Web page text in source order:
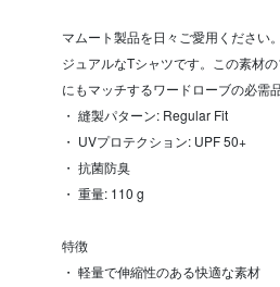
マムート製品を日々ご愛用ください
ジュアルなTシャツです。この素材
にもマッチするワードローブの必需品
・ 縫製パターン: Regular Fit
・ UVプロテクション: UPF 50+
・ 抗菌防臭
・ 重量: 110 g
特徴
・ 軽量で伸縮性のある快適な素材